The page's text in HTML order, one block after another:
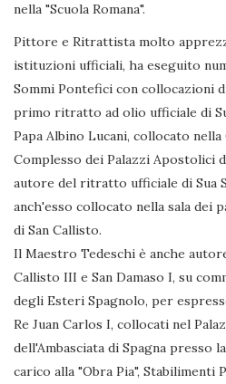
nella "Scuola Romana".
Pittore e Ritrattista molto
istituzioni ufficiali, ha eseguito
Sommi Pontefici con collocazioni
primo ritratto ad olio ufficiale di
Papa Albino Lucani, collocato
Complesso dei Palazzi Apostolici
autore del ritratto ufficiale di Sua
anch'esso collocato nella sala dei
di San Callisto.
Il Maestro Tedeschi è anche
Callisto III e San Damaso I, su
degli Esteri Spagnolo, per
Re Juan Carlos I, collocati nel
dell'Ambasciata di Spagna presso
carico alla "Obra Pia", Stabilimenti